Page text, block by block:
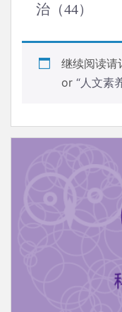
治（44）
继续阅读请
or “人文素